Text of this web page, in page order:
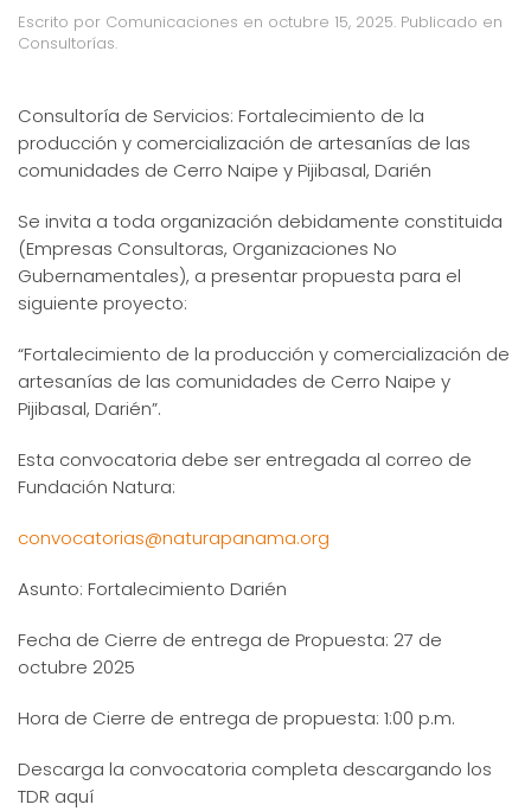
Escrito por Comunicaciones en octubre 15, 2025. Publicado en
Consultorías.
Consultoría de Servicios: Fortalecimiento de la
producción y comercialización de artesanías de las
comunidades de Cerro Naipe y Pijibasal, Darién
Se invita a toda organización debidamente constituida
(Empresas Consultoras, Organizaciones No
Gubernamentales), a presentar propuesta para el
siguiente proyecto:
“Fortalecimiento de la producción y comercialización de
artesanías de las comunidades de Cerro Naipe y
Pijibasal, Darién”.
Esta convocatoria debe ser entregada al correo de
Fundación Natura:
convocatorias@naturapanama.org
Asunto: Fortalecimiento Darién
Fecha de Cierre de entrega de Propuesta: 27 de
octubre 2025
Hora de Cierre de entrega de propuesta: 1:00 p.m.
Descarga la convocatoria completa descargando los
TDR aquí